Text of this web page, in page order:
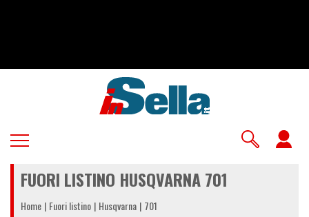
FUORI LISTINO HUSQVARNA 701
Home Fuori listino Husqvarna 701